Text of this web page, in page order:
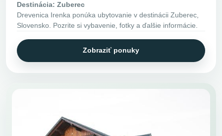
Destinácia: Zuberec
Drevenica Irenka ponúka ubytovanie v destinácii Zuberec,
Slovensko. Pozrite si vybavenie, fotky a ďalšie informácie.
Zobraziť ponuky